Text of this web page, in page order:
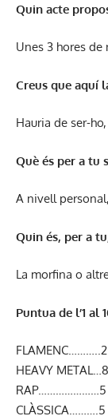
Quin acte
Unes 3 hores de
Creus que aquí
Hauria de ser-
Què és per a tu
A nivell
Quin és, per a
La morfina o
Puntua de l’1 al
FLAMENC………..2
HEAVY METAL…8
RAP…………………5
CLÀSSICA……….5